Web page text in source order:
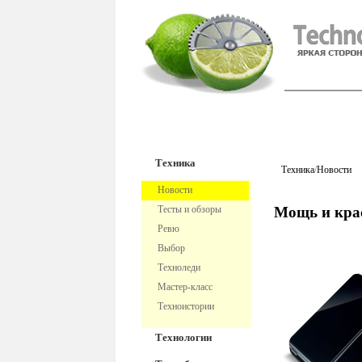
Техника
Новости
Тесты и обзоры
Ревю
Выбор
Техноледи
Мастер-класс
Техноистории
Технологии
Техника/Новости
Мощь и